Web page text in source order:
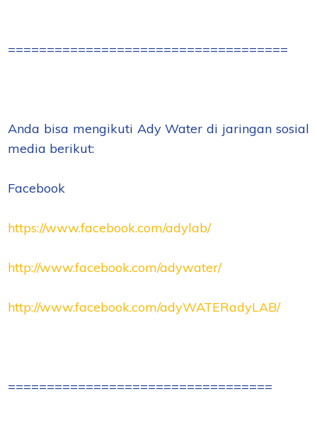
====================================
Anda bisa mengikuti Ady Water di jaringan sosial
media berikut:
Facebook
https://www.facebook.com/adylab/
http://www.facebook.com/adywater/
http://www.facebook.com/adyWATERadyLAB/
==================================